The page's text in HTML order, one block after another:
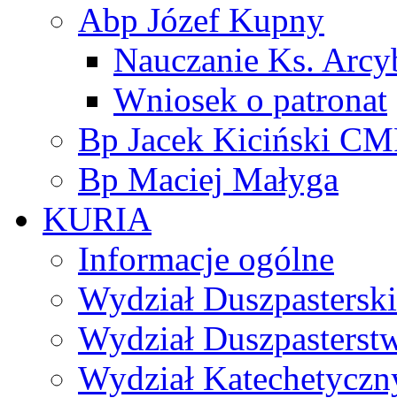
Abp Józef Kupny
Nauczanie Ks.
Wniosek o patronat
Bp Jacek Kiciński
Bp Maciej Małyga
KURIA
Informacje ogólne
Wydział Duszpasterski
Wydział
Wydział